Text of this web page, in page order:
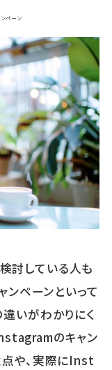
ペーン
討している人も
ンペーンといって
いがわかりにく
のキャン
や、実際にInst